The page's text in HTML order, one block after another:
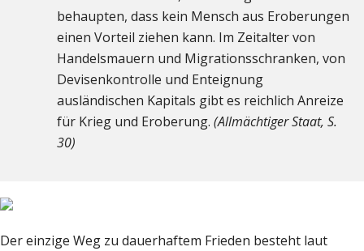
behaupten, dass kein Mensch aus Eroberungen
einen Vorteil ziehen kann. Im Zeitalter von
Handelsmauern und Migrationsschranken, von
Devisenkontrolle und Enteignung
ausländischen Kapitals gibt es reichlich Anreize
für Krieg und Eroberung. (Allmächtiger Staat, S.
30)
Der einzige Weg zu dauerhaftem Frieden besteht laut